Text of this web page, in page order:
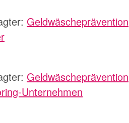
Geldwäscheprävention
Geldwäscheprävention
Unternehmen